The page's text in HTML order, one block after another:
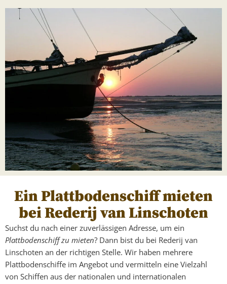
Ein Plattbodenschiff mieten
bei Rederij van Linschoten
Suchst du nach einer zuverlässigen Adresse, um ein
Plattbodenschiff zu mieten? Dann bist du bei Rederij van
Linschoten an der richtigen Stelle. Wir haben mehrere
Plattbodenschiffe im Angebot und vermitteln eine Vielzahl
von Schiffen aus der nationalen und internationalen